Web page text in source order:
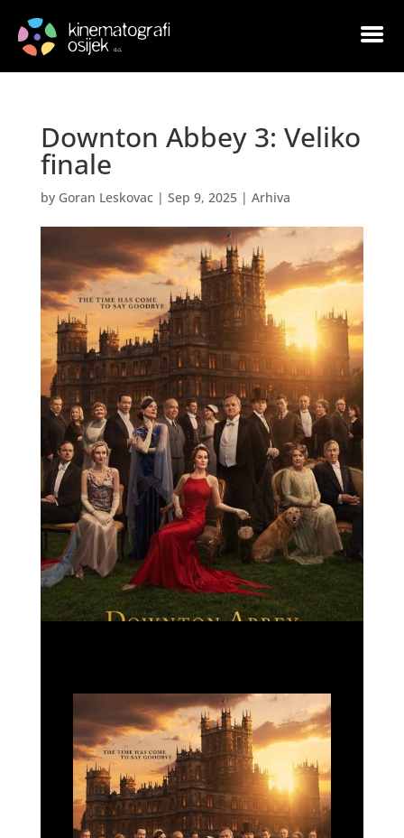
Downton Abbey 3: Veliko
finale
by Goran Leskovac| Sep 9, 2025| Arhiva